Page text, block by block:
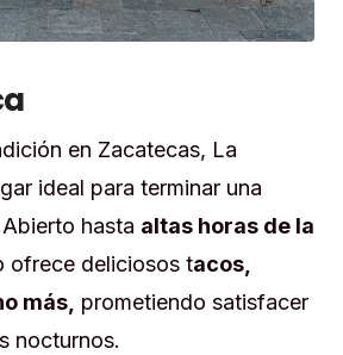
en Zacatecas, La
ideal para terminar una
hasta altas horas de la
ofrece deliciosos tacos,
más, prometiendo satisfacer
nocturnos.